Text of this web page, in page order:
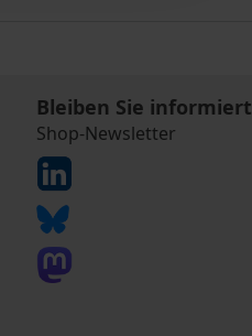
Bleiben Sie informiert
Shop-Newsletter